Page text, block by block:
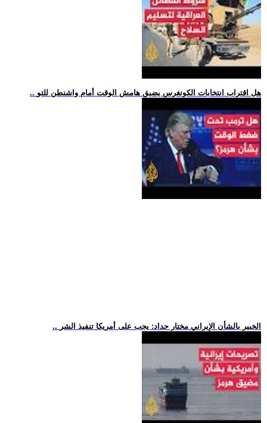
.. هل اقتراب انتخابات الكونغرس يضيق هامش الوقت أمام واشنطن للتو
.. الخبير بالشأن الإيراني مختار حداد: يجب على أمريكا تنفيذ الشر